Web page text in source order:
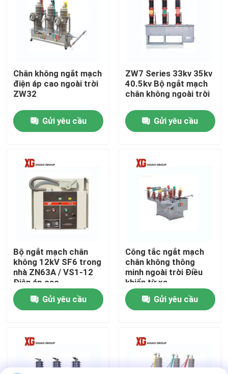
Trang Chủ
Các sản phẩm
Tham quan nhà máy
Kiểm soát chất lượng
Yêu cầu báo giá
công tắc ngắt không khí
Công tắc ngắt tải SF6
Thiết bị đóng cắt phân phối điện
Chân không ngắt mạch
điện áp cao ngoài trời
ZW32
Gửi yêu cầu
ZW7 Series 33kv 35kv
40.5kv Bộ ngắt mạch
chân không ngoài trời
Gửi yêu cầu
Bộ ngắt mạch chân
không 12kV SF6 trong
nhà ZN63A / VS1-12
Điện áp cao
Gửi yêu cầu
Công tắc ngắt mạch
chân không thông
minh ngoài trời Điều
khiển từ xa
Gửi yêu cầu